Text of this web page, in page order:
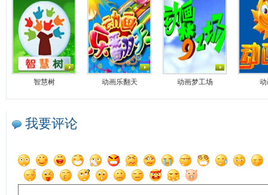
智慧树 动画乐翻天 动画梦工场 动
我要评论